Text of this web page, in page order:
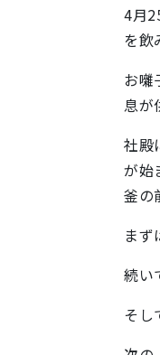
4月
を飲
お囃
息が
社殿
が始
釜の
ま
続い
そし